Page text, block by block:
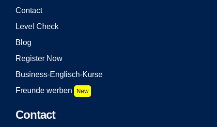
Contact
Level Check
Blog
Register Now
Business-Englisch-Kurse
Freunde werben
New
Contact